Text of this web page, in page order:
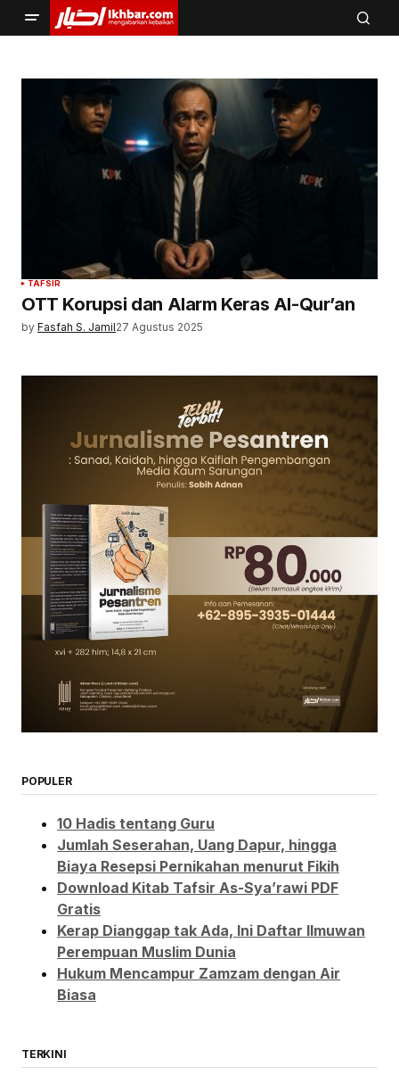
TAFSIR
OTT Korupsi dan Alarm Keras Al-Qur’an
by Fasfah S. Jamil27 Agustus 2025
POPULER
10 Hadis tentang Guru
Jumlah Seserahan, Uang Dapur, hingga
Biaya Resepsi Pernikahan menurut Fikih
Download Kitab Tafsir As-Sya’rawi PDF
Gratis
Kerap Dianggap tak Ada, Ini Daftar Ilmuwan
Perempuan Muslim Dunia
Hukum Mencampur Zamzam dengan Air
Biasa
TERKINI